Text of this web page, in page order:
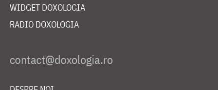
WIDGET DOXOLOGIA
RADIO DOXOLOGIA